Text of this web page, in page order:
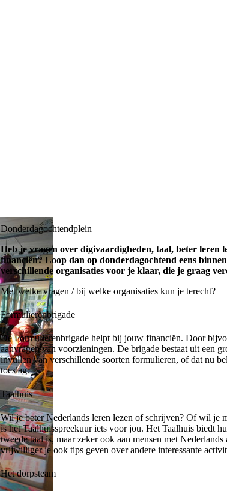
Donderdagochtendplein
Heb je vragen over digivaardigheden, taal, beter leren
financiën? Loop dan op donderdagochtend eens
verschillende organisaties voor je klaar, die je graag
Met welke vragen / bij welke organisaties kun je terecht?
Formulierenbrigade
De Formulierenbrigade helpt bij jouw financiën. Door
aanvragen van voorzieningen. De brigade bestaat uit een
invullen van verschillende soorten formulieren, of dat nu
toeslag.
Taalhuis
Wil je beter Nederlands leren lezen of schrijven? Of wil je
is het Taalhuisspreekuur iets voor jou. Het Taalhuis biedt
tweede taal is, maar zeker ook aan mensen met
vrijwilliger je ook tips geven over andere interessante
Het dorpsteam